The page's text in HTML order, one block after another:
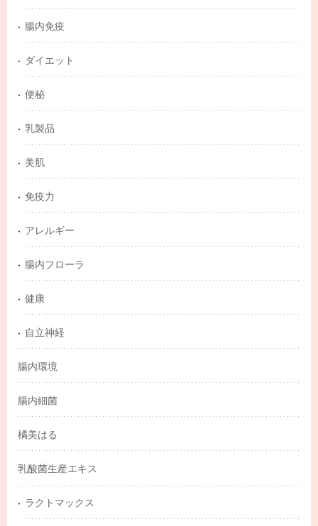
腸内免疫
ダイエット
便秘
乳製品
美肌
免疫力
アレルギー
腸内フローラ
健康
自立神経
腸内環境
腸内細菌
橘美はる
乳酸菌生産エキス
ラクトマックス